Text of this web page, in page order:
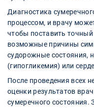
Диагностика
процессом, и врачу
чтобы поставить
возможные причины
судорожные состояния,
(гипогликемия) или
После проведения всех
оценки результатов
сумеречного состояния.